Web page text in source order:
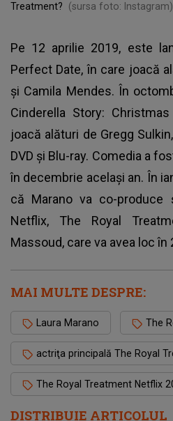
DISTRIBUIE ARTICOLUL
Treatment?
(sursa foto: Instagram)
Pe 12 aprilie 2019, este
Perfect Date, în care joacă
și Camila Mendes. În
Cinderella Story:
joacă alături de Gregg
DVD și Blu-ray. Comedia a
în decembrie același an. În
că Marano va co-
Netflix, The Royal
Massoud, care va avea loc în
MAI MULTE DESPRE:
Laura Marano The
actriţa principală The Royal
The Royal Treatment Netflix